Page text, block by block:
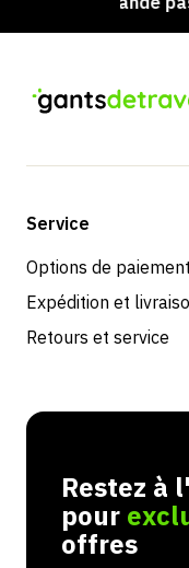
Service
Options de paiement
Expédition et
Retours et service
Restez à
pour
offres